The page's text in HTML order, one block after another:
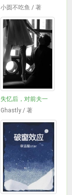
小圆不吃鱼 / 著
失忆后，对前夫一
Ghastly / 著